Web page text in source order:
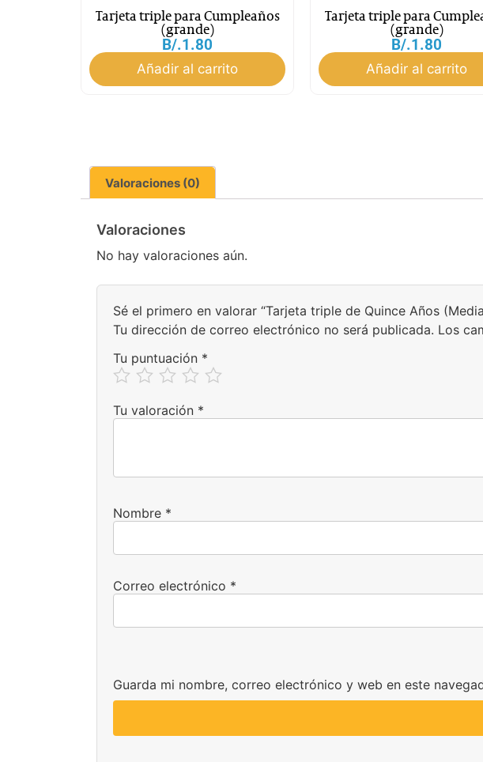
Tarjeta triple para Cumpleaños
(grande)
B/.1.80
Añadir al carrito
Tarjeta triple para
(grande)
B/.1.80
Añadir al carrito
Valoraciones (0)
Valoraciones
No hay valoraciones aún.
Sé el primero en valorar “Tarjeta triple de Quince Años
Tu dirección de correo electrónico no será publicada. Los
Tu puntuación *
Tu valoración *
Nombre *
Correo electrónico *
Guarda mi nombre, correo electrónico y web en este